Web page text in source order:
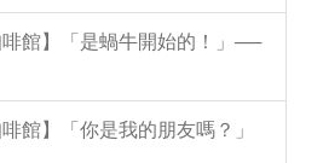
館】「是蝸牛開始的！」──
館】「你是我的朋友嗎？」